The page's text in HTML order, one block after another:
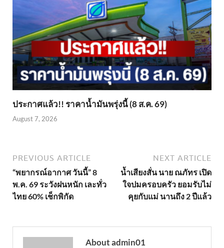
ประกาศแล้ว!! ราคาน้ำมันพรุ่งนี้ (8 ส.ค. 69)
August 7, 2026
PREVIOUS ARTICLE
“พยากรณ์อากาศ วันนี้” 8
พ.ค. 69 ระวังฝนหนัก เละทั่ว
ไทย 60% เช็กพิกัด
NEXT ARTICLE
น้ำเสียงสั่น นาย ณภัทร เปิด
ใจปมครอบครัว ยอมรับไม่
คุยกับแม่ นานถึง 2 ปีแล้ว
About admin01